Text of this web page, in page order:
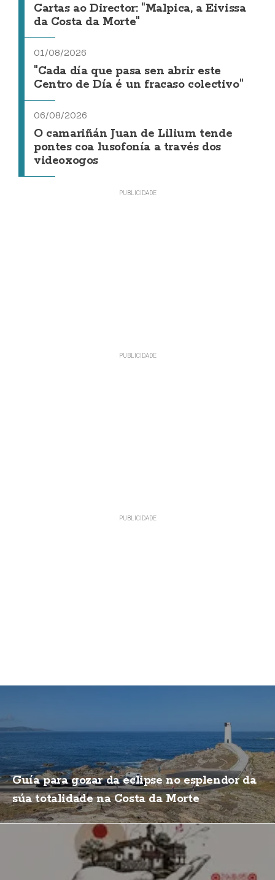
Cartas ao Director: "Malpica, a Eivissa
da Costa da Morte"
01/08/2026
"Cada día que pasa sen abrir este
Centro de Día é un fracaso colectivo"
06/08/2026
O camariñán Juan de Lilium tende
pontes coa lusofonía a través dos
videoxogos
Guía para gozar da eclipse no esplendor da
súa totalidade na Costa da Morte